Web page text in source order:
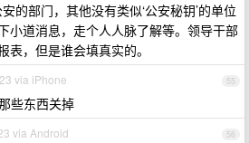
的部门，其他没有类似‘公安秘钥’的单位
小道消息，走个人人脉了解等。领导干部
表，但是谁会填真实的。
55
via iPhone
些东西关掉
56
via Android